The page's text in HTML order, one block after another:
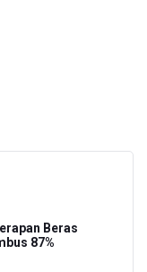
Beras
87%